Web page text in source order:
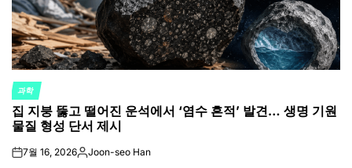
POSTED
IN
과학
집 지붕 뚫고 떨어진 운석에서 ‘염수 흔적’ 발견… 생명 기원
물질 형성 단서 제시
on7월 16, 2026Posted
Joon-seo Han